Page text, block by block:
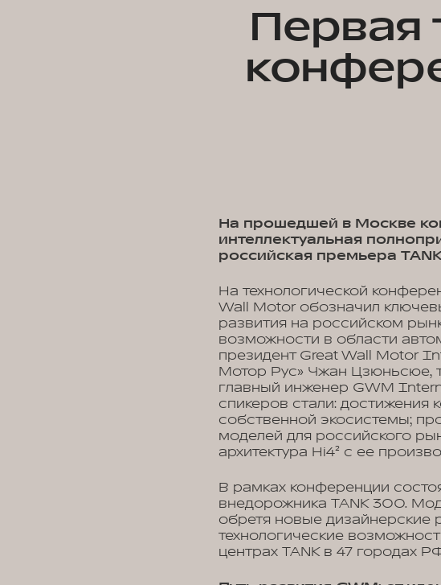
Первая
На прошедшей в Москве
интеллектуальная
российская премьера
На технологической
Wall Motor обозначил
развития на российском
возможности в области
президент Great Wall Motor
Мотор Рус» Чжан Цзюньсюе,
главный инженер GWM
спикеров стали:
собственной экосистемы;
моделей для российского
архитектура Hi4² с ее
В рамках конференции
внедорожника TANK 300.
обретя новые дизайнерские
технологические
центрах TANK в 47 городах